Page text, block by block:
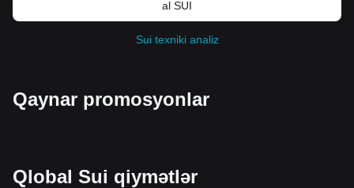
al SUI
Sui texniki analiz
Qaynar promosyonlar
Qlobal Sui qiymətlər